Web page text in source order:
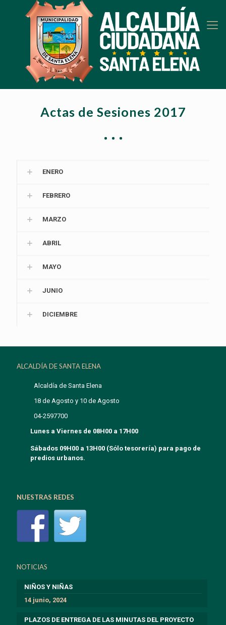
Actas de Sesiones 2017
ENERO
FEBRERO
MARZO
ABRIL
MAYO
JUNIO
DICIEMBRE
ALCALDÍA DE SANTA ELENA
Alcaldía de Santa Elena
18 de Agosto y 10 de Agosto
04-2597700
Lunes a Viernes de 08H00 a 17H00
Sábados 09H00 a 13H00 (Sólo tesorería) para pago de
predios urbanos.
NUESTRAS REDES
NOTICIAS
NIÑOS Y NIÑAS
14 junio, 2024
PLAZOS DE ENTREGA DE LAS MINUTAS DEL PROYECTO